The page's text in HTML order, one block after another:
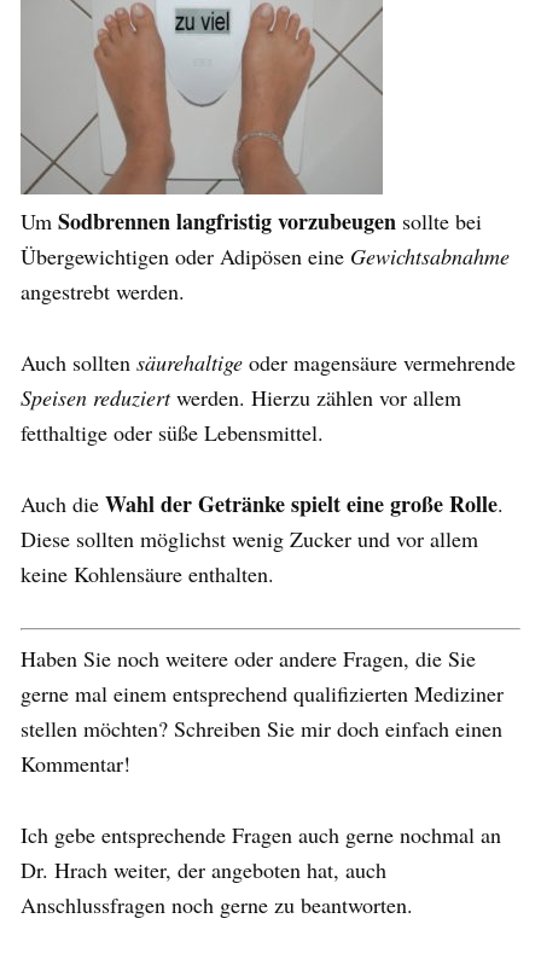
Um Sodbrennen langfristig vorzubeugen sollte bei
Übergewichtigen oder Adipösen eine Gewichtsabnahme
angestrebt werden.
Auch sollten säurehaltige oder magensäure vermehrende
Speisen reduziertwerden. Hierzu zählen vor allem
fetthaltige oder süße Lebensmittel.
Auch die Wahl der Getränke spielt eine große Rolle.
Diese sollten möglichst wenig Zucker und vor allem
keine Kohlensäure enthalten.
Haben Sie noch weitere oder andere Fragen, die Sie
gerne mal einem entsprechend qualifizierten Mediziner
stellen möchten? Schreiben Sie mir doch einfach einen
Kommentar!
Ich gebe entsprechende Fragen auch gerne nochmal an
Dr. Hrach weiter, der angeboten hat, auch
Anschlussfragen noch gerne zu beantworten.